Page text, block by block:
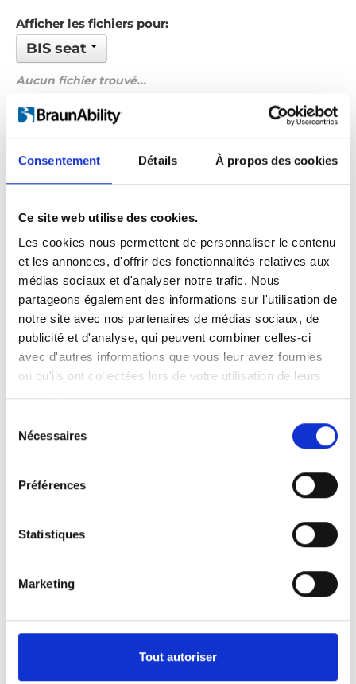
Consentement Détails À propos des cookies
Ce site web utilise des cookies.
Les cookies nous permettent de personnaliser le contenu
et les annonces, d'offrir des fonctionnalités relatives aux
médias sociaux et d'analyser notre trafic. Nous
partageons également des informations sur l'utilisation de
notre site avec nos partenaires de médias sociaux, de
publicité et d'analyse, qui peuvent combiner celles-ci
avec d'autres informations que vous leur avez fournies
ou qu'ils ont collectées lors de votre utilisation de leurs
Nécessaires
Préférences
Statistiques
Marketing
Tout autoriser
Afficher les fichiers pour:
BIS seat
Aucun fichier trouvé...
Commandé par: Nom de fichier
Précédent Suivant
Ouvrez le menu déroulant sur la gauche et sélectionnez le
produit qui vous intéresse. Remarque : pour certains produits, il
n’y a pas de vidéo.
Intégration de vidéo
Sous chaque vidéo se trouve un code que vous pouvez utiliser
pour intégrer la vidéo dans votre site web.
Abonnez-vous
Pour être notifié dès qu’une nouvelle vidéo est disponible, nous
vous invitons à vous abonner à notre chaîneYouTube ici.
Carony